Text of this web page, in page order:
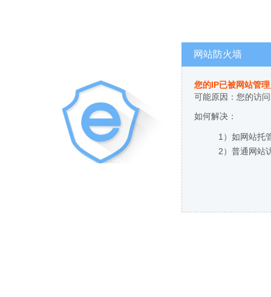
网站防火墙
您的IP已被网站管
可能原因：您的访
如何解决：
1）如网站托
2）普通网站